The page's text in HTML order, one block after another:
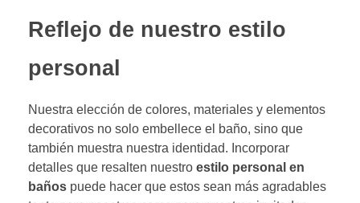
Reflejo de nuestro estilo
personal
Nuestra elección de colores, materiales y elementos
decorativos no solo embellece el baño, sino que
también muestra nuestra identidad. Incorporar
detalles que resalten nuestro estilo personal en
baños puede hacer que estos sean más agradables